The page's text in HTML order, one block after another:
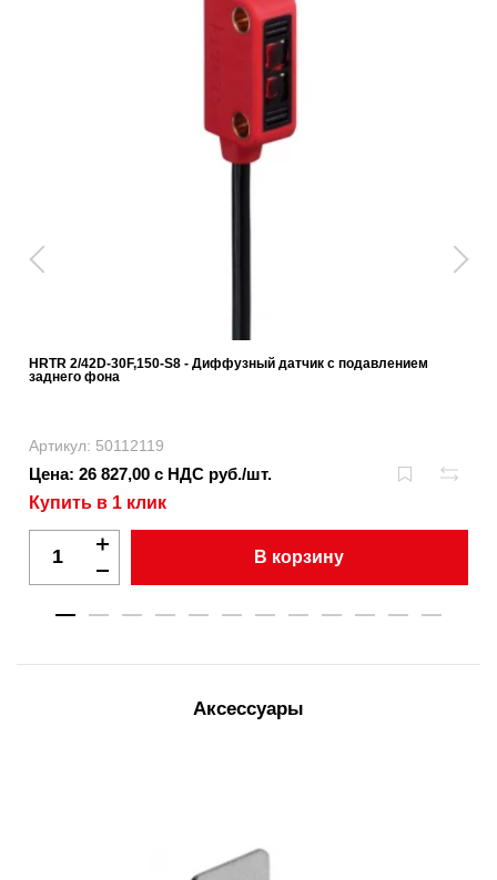
HRTR 2/42D-30F,150-S8 - Диффузный датчик с подавлением
заднего фона
Артикул: 50112119
Цена: 26 827,00 с НДС руб./шт.
Купить в 1 клик
В корзину
Аксессуары